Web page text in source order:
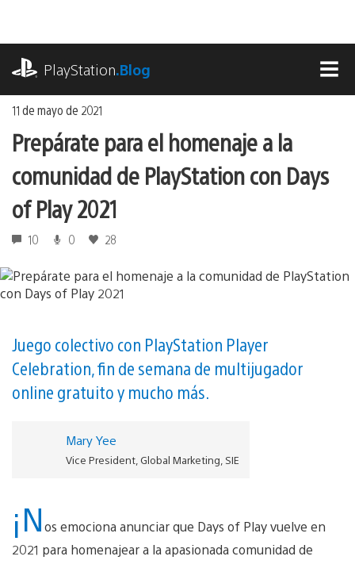
contenido
PlayStation.Blog
11 de mayo de 2021
Prepárate para el homenaje a la
comunidad de PlayStation con Days
of Play 2021
10 0 28
Juego colectivo con PlayStation Player
Celebration, fin de semana de multijugador
online gratuito y mucho más.
Mary Yee
Vice President, Global Marketing, SIE
¡Nos emociona anunciar que Days of Play vuelve en
2021 para homenajear a la apasionada comunidad de